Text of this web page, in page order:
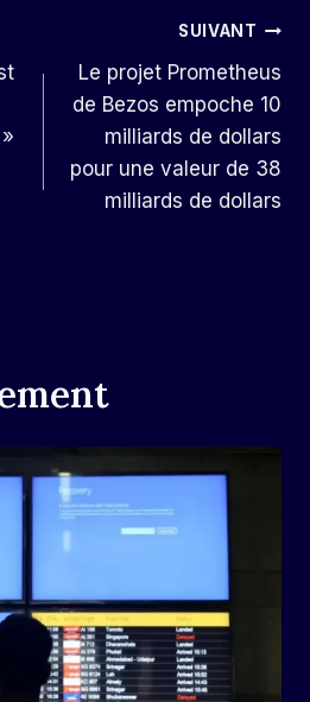
SUIVANT
Le projet Prometheus
de Bezos empoche 10
milliards de dollars
pour une valeur de 38
milliards de dollars